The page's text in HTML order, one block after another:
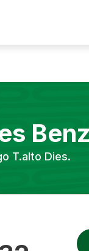
Benz
T.alto Dies.